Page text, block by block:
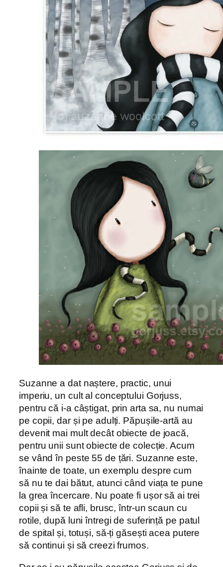
Suzanne a dat naștere, practic, unui
imperiu, un cult al conceptului Gorjuss,
pentru că i-a câștigat, prin arta sa, nu numai
pe copii, dar și pe adulți. Păpușile-artă au
devenit mai mult decât obiecte de joacă,
pentru unii sunt obiecte de colecție. Acum
se vând în peste 55 de țări. Suzanne este,
înainte de toate, un exemplu despre cum
să nu te dai bătut, atunci când viața te pune
la grea încercare. Nu poate fi ușor să ai trei
copii și să te afli, brusc, într-un scaun cu
rotile, după luni întregi de suferință pe patul
de spital și, totuși, să-ți găsești acea putere
să continui și să creezi frumos.